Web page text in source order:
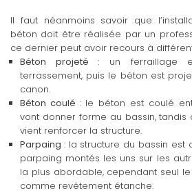
Il faut néanmoins savoir que
béton doit être réalisée par un
ce dernier peut avoir recours à
Béton projeté: un ferraillage
terrassement, puis le béton est
canon.
Béton coulé : le béton est coulé
vont donner forme au bassin, tandis
vient renforcer la structure.
Parpaing : la structure du bassin
parpaing montés les uns sur les
la plus abordable, cependant seul
comme revêtement étanche.